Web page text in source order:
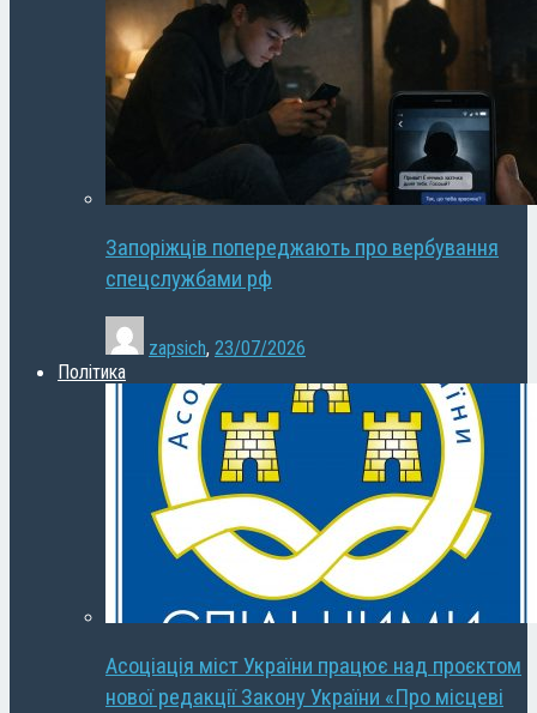
Запоріжців попереджають про вербування
спецслужбами рф
zapsich, 23/07/2026
Політика
Асоціація міст України працює над проєктом
нової редакції Закону України «Про місцеві